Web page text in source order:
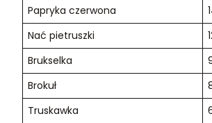
Papryka czerwona
Nać pietruszki
Brukselka
Brokuł
Truskawka